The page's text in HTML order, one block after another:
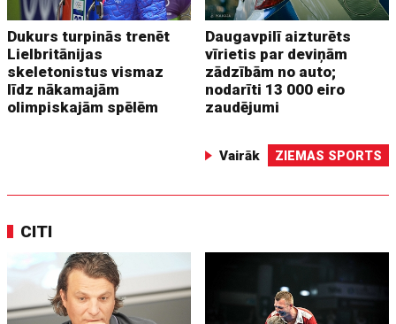
Dukurs turpinās trenēt
Lielbritānijas
skeletonistus vismaz
līdz nākamajām
olimpiskajām spēlēm
Daugavpilī aizturēts
vīrietis par deviņām
zādzībām no auto;
nodarīti 13 000 eiro
zaudējumi
Vairāk ZIEMAS SPORTS
CITI